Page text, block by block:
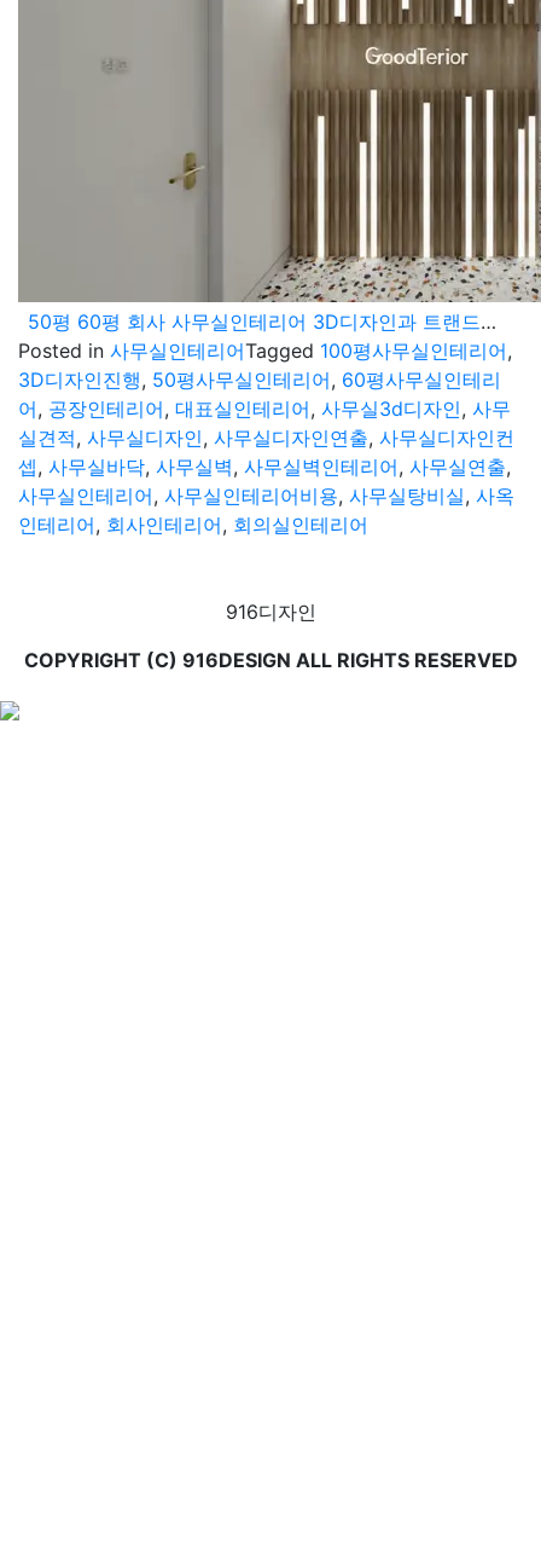
50평 60평 회사 사무실인테리어 3D디자인과 트랜드에 대해서
Posted in 사무실인테리어Tagged 100평사무실인테리어,
3D디자인진행, 50평사무실인테리어, 60평사무실인테리
어, 공장인테리어, 대표실인테리어, 사무실3d디자인, 사무
실견적, 사무실디자인, 사무실디자인연출, 사무실디자인컨
셉, 사무실바닥, 사무실벽, 사무실벽인테리어, 사무실연출,
사무실인테리어, 사무실인테리어비용, 사무실탕비실, 사옥
인테리어, 회사인테리어, 회의실인테리어
916디자인
COPYRIGHT (C) 916DESIGN ALL RIGHTS RESERVED